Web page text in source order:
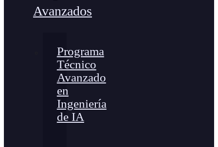
Avanzados
Programa
Técnico
Avanzado
en
Ingeniería
de IA